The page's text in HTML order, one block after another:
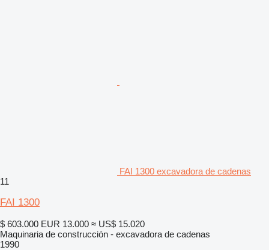
FAI 1300 excavadora de cadenas
11
FAI 1300
$ 603.000 EUR 13.000 ≈ US$ 15.020
Maquinaria de construcción - excavadora de cadenas
1990